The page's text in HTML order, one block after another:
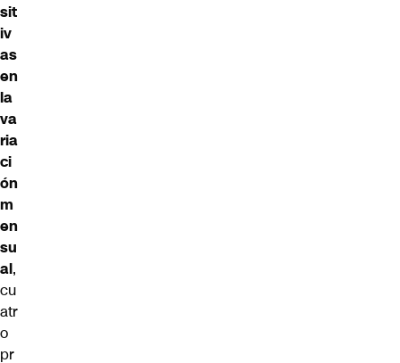
sit
iv
as
en
la
va
ria
ci
ón
m
en
su
al,
cu
atr
o
pr